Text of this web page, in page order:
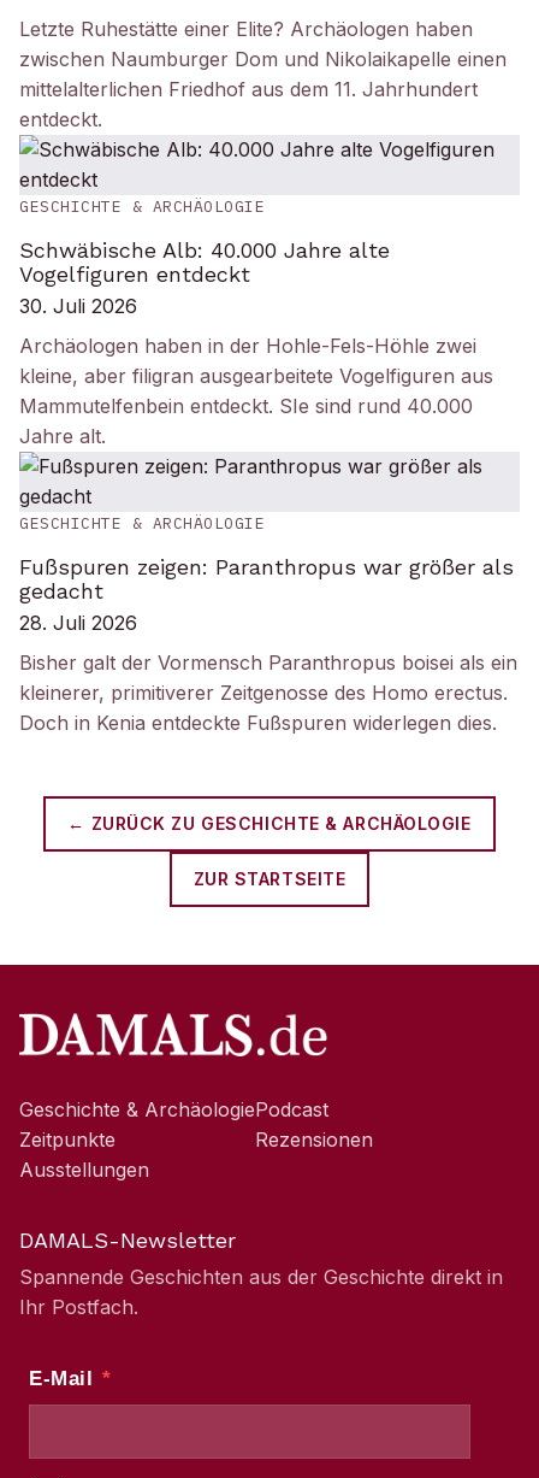
Letzte Ruhestätte einer Elite? Archäologen haben
zwischen Naumburger Dom und Nikolaikapelle einen
mittelalterlichen Friedhof aus dem 11. Jahrhundert
entdeckt.
GESCHICHTE & ARCHÄOLOGIE
Schwäbische Alb: 40.000 Jahre alte
Vogelfiguren entdeckt
30. Juli 2026
Archäologen haben in der Hohle-Fels-Höhle zwei
kleine, aber filigran ausgearbeitete Vogelfiguren aus
Mammutelfenbein entdeckt. SIe sind rund 40.000
Jahre alt.
GESCHICHTE & ARCHÄOLOGIE
Fußspuren zeigen: Paranthropus war größer als
gedacht
28. Juli 2026
Bisher galt der Vormensch Paranthropus boisei als ein
kleinerer, primitiverer Zeitgenosse des Homo erectus.
Doch in Kenia entdeckte Fußspuren widerlegen dies.
← ZURÜCK ZU GESCHICHTE & ARCHÄOLOGIE
ZUR STARTSEITE
Geschichte & Archäologie
Zeitpunkte
Ausstellungen
Podcast
Rezensionen
DAMALS-Newsletter
Spannende Geschichten aus der Geschichte direkt in
Ihr Postfach.